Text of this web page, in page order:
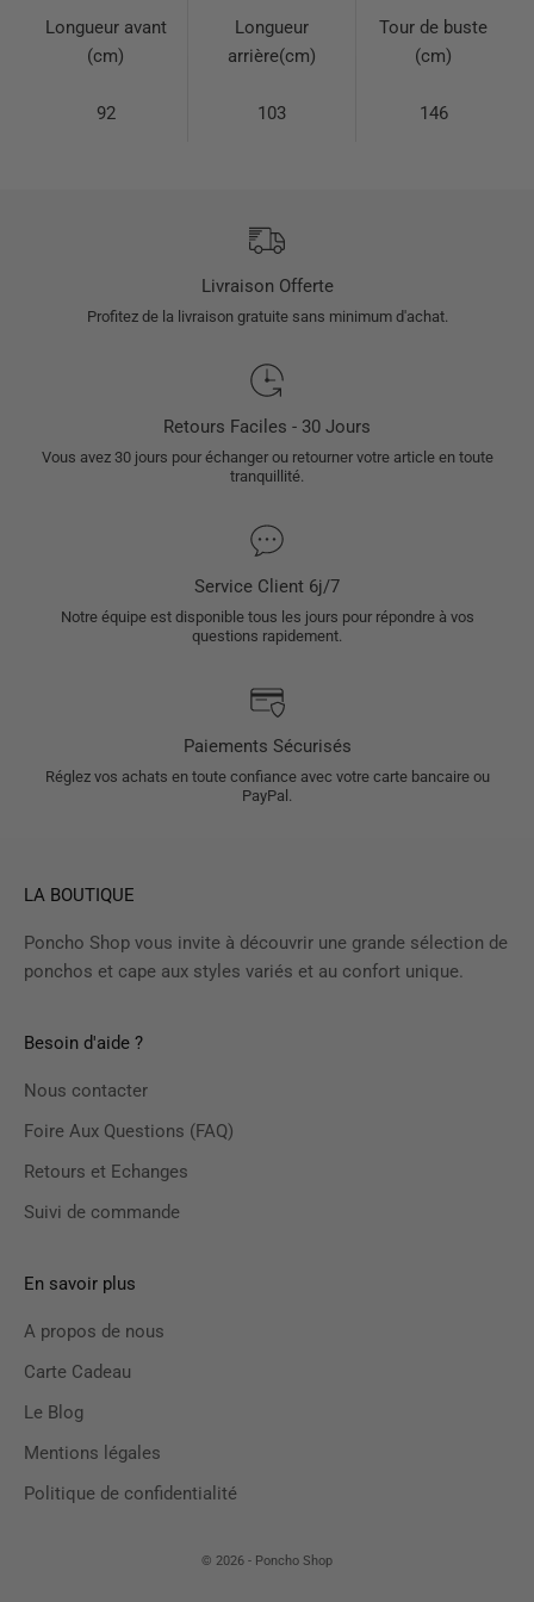
Longueur avant
(cm)
Longueur
arrière(cm)
Tour de buste
(cm)
92 103 146
Livraison Offerte
Profitez de la livraison gratuite sans minimum d'achat.
Retours Faciles - 30 Jours
Vous avez 30 jours pour échanger ou retourner votre article en toute
tranquillité.
Service Client 6j/7
Notre équipe est disponible tous les jours pour répondre à vos
questions rapidement.
Paiements Sécurisés
Réglez vos achats en toute confiance avec votre carte bancaire ou
PayPal.
LA BOUTIQUE
Poncho Shop vous invite à découvrir une grande sélection de
ponchos et cape aux styles variés et au confort unique.
Besoin d'aide ?
Nous contacter
Foire Aux Questions (FAQ)
Retours et Echanges
Suivi de commande
En savoir plus
A propos de nous
Carte Cadeau
Le Blog
Mentions légales
Politique de confidentialité
© 2026 - Poncho Shop